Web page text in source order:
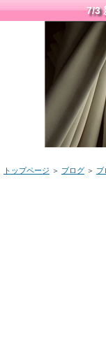
7/3
トップページ ＞ ブログ ＞ ブ